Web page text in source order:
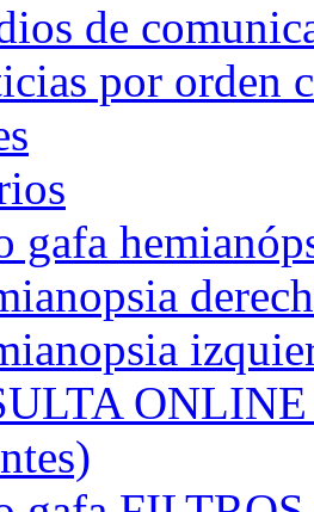
de
por orden
gafa